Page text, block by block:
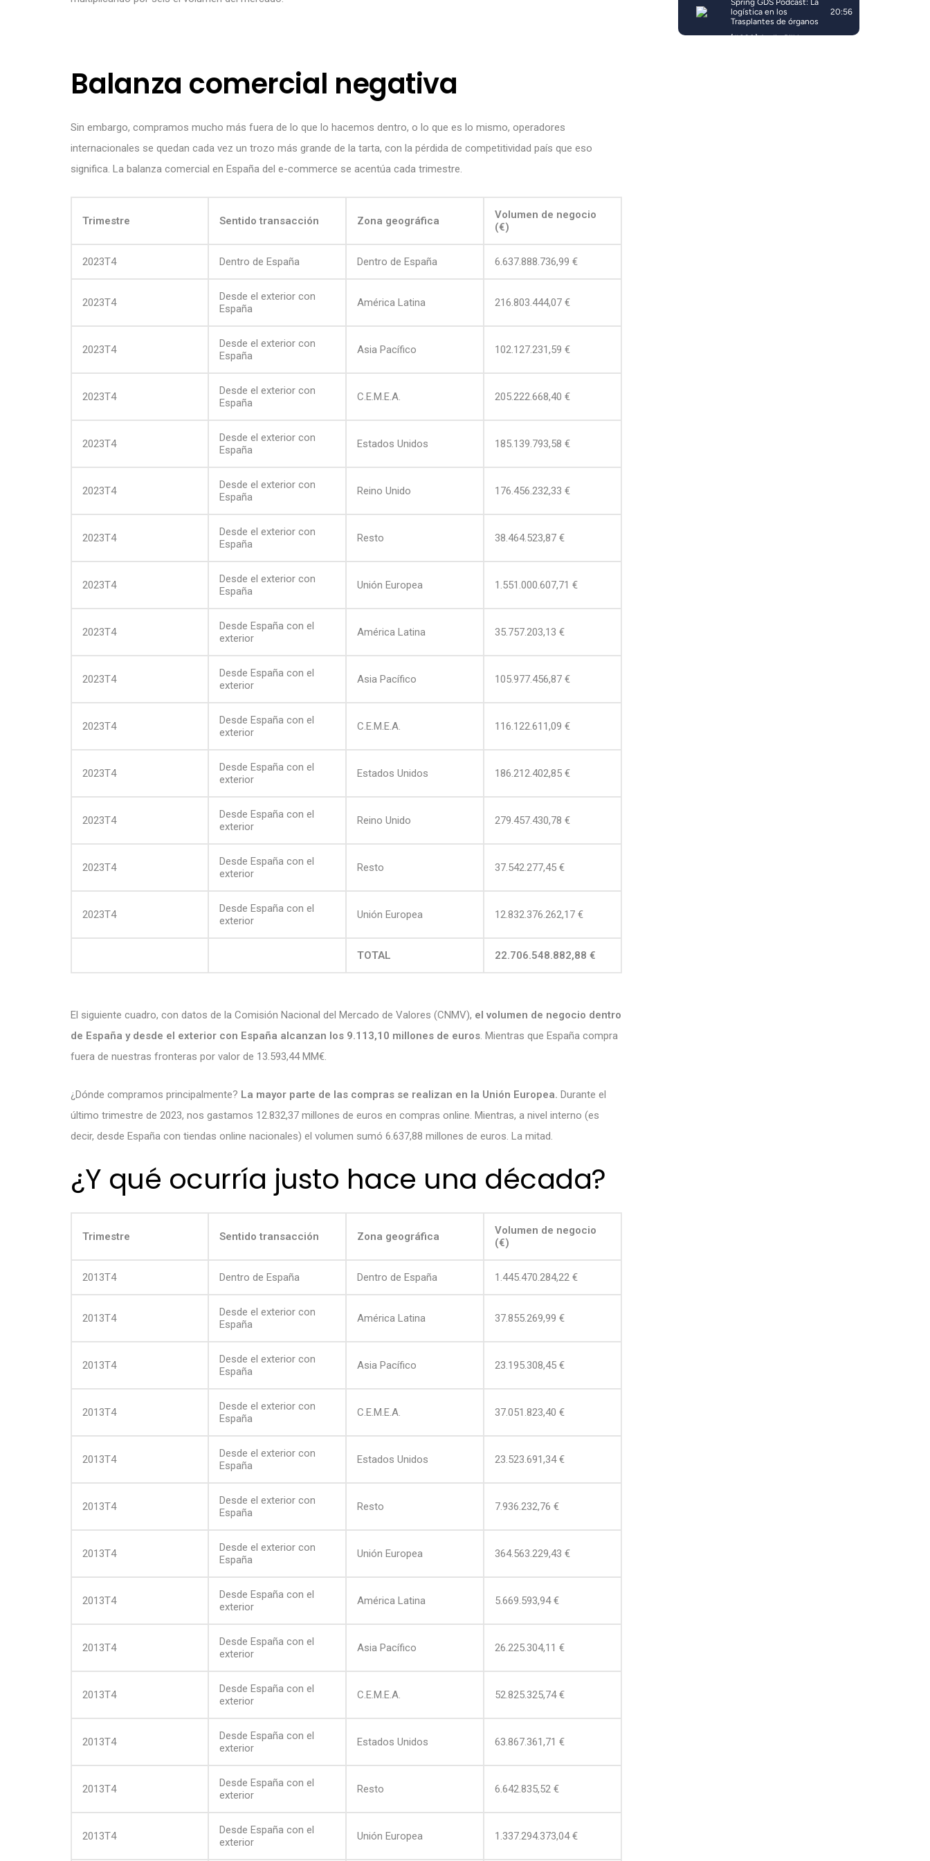
Balanza comercial negativa
Sin embargo, compramos mucho más fuera de lo que lo hacemos dentro, o lo que es lo mismo, operadores
internacionales se quedan cada vez un trozo más grande de la tarta, con la pérdida de competitividad país que eso
significa. La balanza comercial en España del e-commerce se acentúa cada trimestre.
Trimestre Sentido transacción Zona geográfica
Volumen de negocio
(€)
2023T4 Dentro de España Dentro de España 6.637.888.736,99 €
2023T4
Desde el exterior con
España
América Latina 216.803.444,07 €
2023T4
Desde el exterior con
España
Asia Pacífico 102.127.231,59 €
2023T4
Desde el exterior con
España
C.E.M.E.A. 205.222.668,40 €
2023T4
Desde el exterior con
España
Estados Unidos 185.139.793,58 €
2023T4
Desde el exterior con
España
Reino Unido 176.456.232,33 €
2023T4
Desde el exterior con
España
Resto 38.464.523,87 €
2023T4
Desde el exterior con
España
Unión Europea 1.551.000.607,71 €
2023T4
Desde España con el
exterior
América Latina 35.757.203,13 €
2023T4
Desde España con el
exterior
Asia Pacífico 105.977.456,87 €
2023T4
Desde España con el
exterior
C.E.M.E.A. 116.122.611,09 €
2023T4
Desde España con el
exterior
Estados Unidos 186.212.402,85 €
2023T4
Desde España con el
exterior
Reino Unido 279.457.430,78 €
2023T4
Desde España con el
exterior
Resto 37.542.277,45 €
2023T4
Desde España con el
exterior
Unión Europea 12.832.376.262,17 €
TOTAL 22.706.548.882,88 €
El siguiente cuadro, con datos de la Comisión Nacional del Mercado de Valores (CNMV), el volumen de negocio dentro
de España y desde el exterior con España alcanzan los 9.113,10 millones de euros. Mientras que España compra
fuera de nuestras fronteras por valor de 13.593,44 MM€.
¿Dónde compramos principalmente? La mayor parte de las compras se realizan en la Unión Europea. Durante el
último trimestre de 2023, nos gastamos 12.832,37 millones de euros en compras online. Mientras, a nivel interno (es
decir, desde España con tiendas online nacionales) el volumen sumó 6.637,88 millones de euros. La mitad.
¿Y qué ocurría justo hace una década?
Trimestre Sentido transacción Zona geográfica
Volumen de negocio
(€)
2013T4 Dentro de España Dentro de España 1.445.470.284,22 €
2013T4
Desde el exterior con
España
América Latina 37.855.269,99 €
2013T4
Desde el exterior con
España
Asia Pacífico 23.195.308,45 €
2013T4
Desde el exterior con
España
C.E.M.E.A. 37.051.823,40 €
2013T4
Desde el exterior con
España
Estados Unidos 23.523.691,34 €
2013T4
Desde el exterior con
España
Resto 7.936.232,76 €
2013T4
Desde el exterior con
España
Unión Europea 364.563.229,43 €
2013T4
Desde España con el
exterior
América Latina 5.669.593,94 €
2013T4
Desde España con el
exterior
Asia Pacífico 26.225.304,11 €
2013T4
Desde España con el
exterior
C.E.M.E.A. 52.825.325,74 €
2013T4
Desde España con el
exterior
Estados Unidos 63.867.361,71 €
2013T4
Desde España con el
exterior
Resto 6.642.835,52 €
2013T4
Desde España con el
exterior
Unión Europea 1.337.294.373,04 €